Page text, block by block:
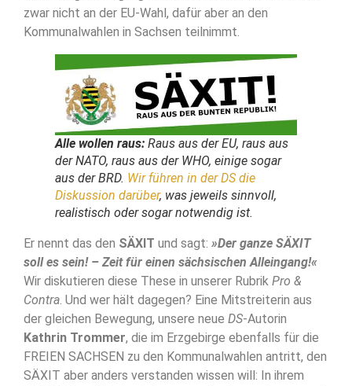
zwar nicht an der EU-Wahl, dafür aber an den
Kommunalwahlen in Sachsen teilnimmt.
Alle wollen raus: Raus aus der EU, raus aus
der NATO, raus aus der WHO, einige sogar
aus der BRD. Wir führen in derDSdie
Diskussion darüber, was jeweils sinnvoll,
realistisch oder sogar notwendig ist.
Er nennt das den SÄXIT und sagt: »Der ganze SÄXIT
soll es sein! – Zeit für einen sächsischen Alleingang!«
Wir diskutieren diese These in unserer Rubrik Pro &
Contra. Und wer hält dagegen? Eine Mitstreiterin aus
der gleichen Bewegung, unsere neue DS-Autorin
Kathrin Trommer, die im Erzgebirge ebenfalls für die
FREIEN SACHSEN zu den Kommunalwahlen antritt, den
SÄXIT aber anders verstanden wissen will: In ihrem